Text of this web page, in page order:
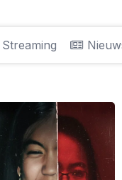
Streaming